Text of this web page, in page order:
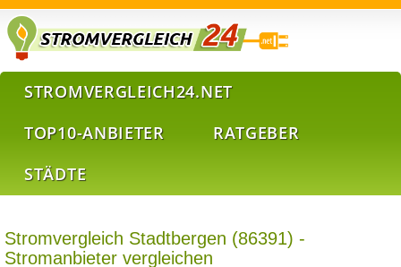
STROMVERGLEICH24.NET
TOP10-ANBIETER
RATGEBER
STÄDTE
Stromvergleich Stadtbergen (86391) -
Stromanbieter vergleichen